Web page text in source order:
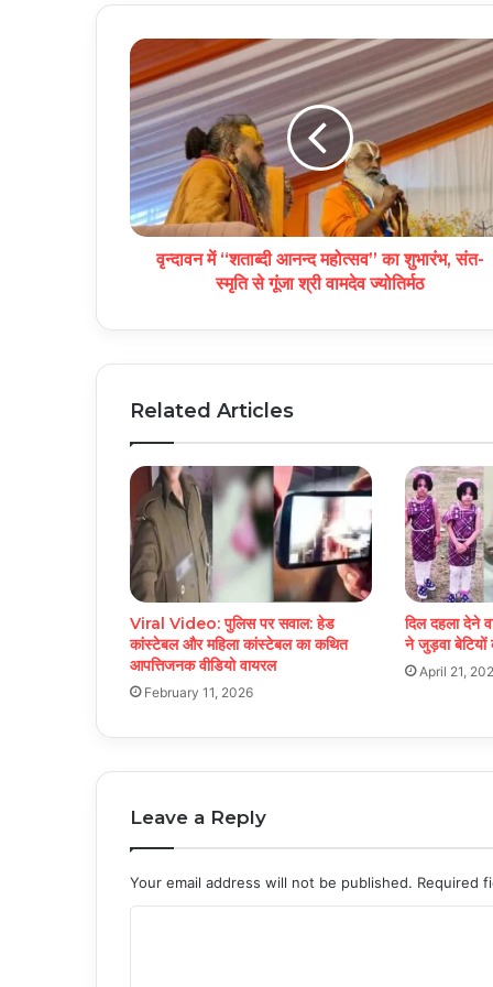
वृन्दावन में “शताब्दी आनन्द महोत्सव” का शुभारंभ, संत-
स्मृति से गूंजा श्री वामदेव ज्योतिर्मठ
Related Articles
Viral Video: पुलिस पर सवाल: हेड
कांस्टेबल और महिला कांस्टेबल का कथित
आपत्तिजनक वीडियो वायरल
February 11, 2026
दिल दहला देने
ने जुड़वा बेटियों
April 21,
Leave a Reply
Your email address will not be published. Required